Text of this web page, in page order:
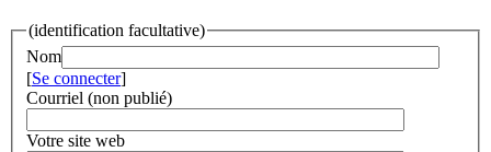
(identification facultative)
Nom
[Se connecter]
Courriel (non publié)
Votre site web